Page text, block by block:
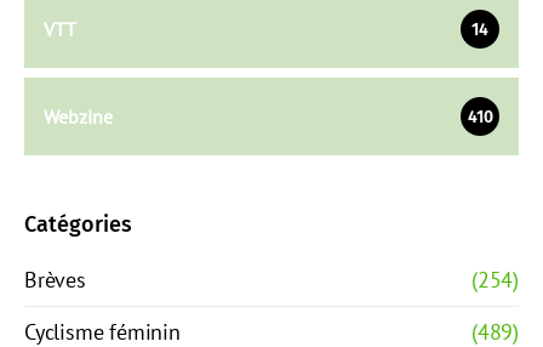
VTT 14
Webzine 410
Catégories
Brèves
(254)
Cyclisme féminin
(489)